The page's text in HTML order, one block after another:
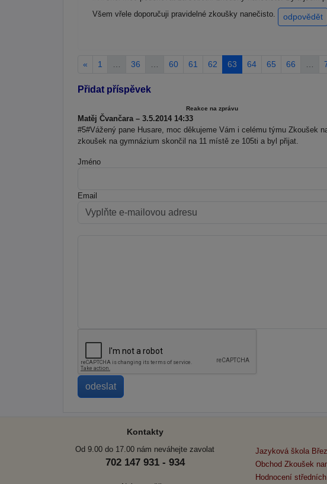
Všem vřele doporučuji pravidelné zkoušky nanečisto.
odpovědět
« 1 36 60 61 62 63 64 65 66
Přidat příspěvek
Reakce na zprávu
Matěj Čvančara – 3.5.2014 14:33
#5#Vážený pane Husare, moc děkujeme Vám i celému týmu Zkoušek
zkoušek na gymnázium skončil na 11 místě ze 105ti a byl přijat.
Jméno
Email
Kontakty
Od 9.00 do 17.00 nám neváhejte zavolat
702 147 931 - 934
Jazyková škola
Obchod Zkoušek
Hodnocení